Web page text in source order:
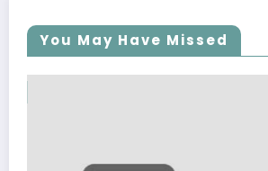
You May Have Missed